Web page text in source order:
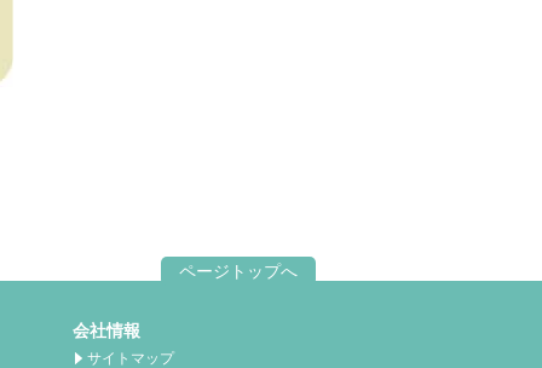
ページトップへ
会社情報
サイトマップ